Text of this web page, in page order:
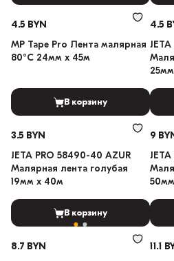
4.5 BYN
MP Tape Pro Лента малярная
80°C 24мм х 45м
В корзину
4.5
3.5 BYN
JETA PRO 58490-40 AZUR
Малярная лента голубая
19мм х 40м
В корзину
9
8.7 BYN
11.1